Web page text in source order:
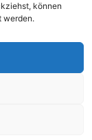
können
werden.